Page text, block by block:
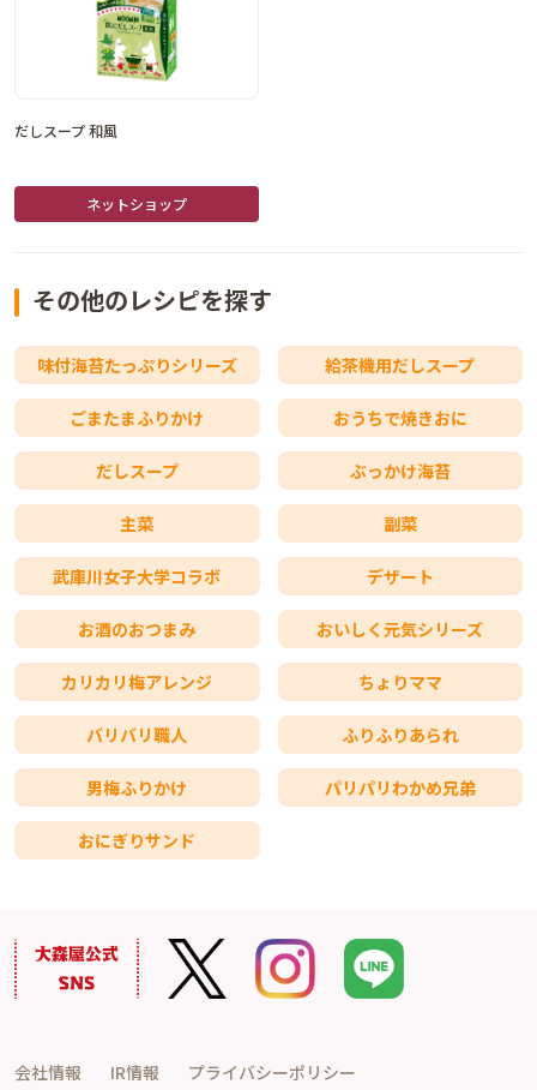
だしスープ 和風
ネットショップ
その他のレシピを探す
味付海苔たっぷりシリーズ 給茶機用だしスープ
ごまたまふりかけ おうちで焼きおに
だしスープ ぶっかけ海苔
主菜 副菜
武庫川女子大学コラボ デザート
お酒のおつまみ おいしく元気シリーズ
カリカリ梅アレンジ ちょりママ
バリバリ職人 ふりふりあられ
男梅ふりかけ パリパリわかめ兄弟
おにぎりサンド
会社情報 IR情報 プライバシーポリシー